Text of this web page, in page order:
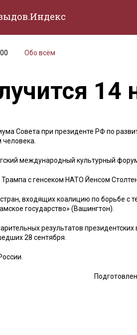
Обо всём
Совета при президенте РФ по
международный культурный
с генсеком НАТО Йенсом
входящих коалицию по борьбе с
государство» (Вашингтон).
результатов президентских
28 сентября.